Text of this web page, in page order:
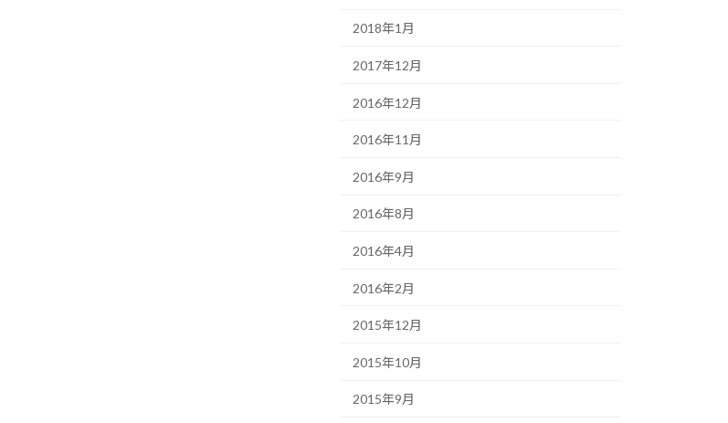
2018年1月
2017年12月
2016年12月
2016年11月
2016年9月
2016年8月
2016年4月
2016年2月
2015年12月
2015年10月
2015年9月